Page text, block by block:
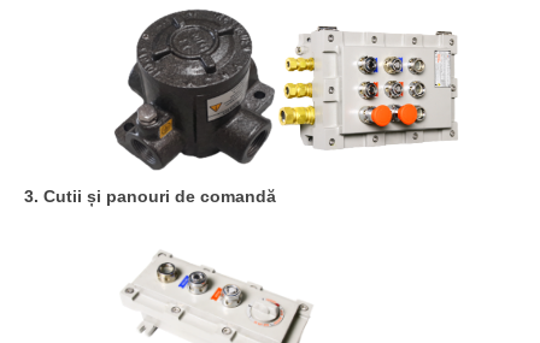
3. Cutii și panouri de comandă